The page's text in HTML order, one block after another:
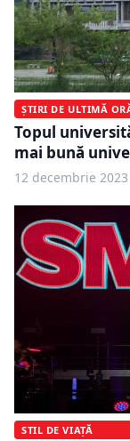
ȘTIRI DE ULTIMĂ
Topul
mai bună
12 decembrie 2023
STIL DE VIAȚĂ